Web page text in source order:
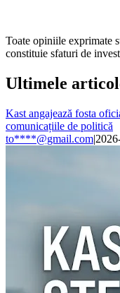
Toate opiniile exprimate
constituie sfaturi de
Ultimele
Kast angajează fosta
comunicațiile de politică
to****@gmail.com|